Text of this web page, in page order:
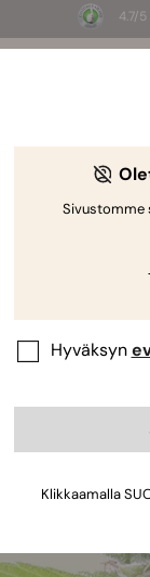
4.7/
3
Sivustomme
Hyväksyn
Klikkaamalla